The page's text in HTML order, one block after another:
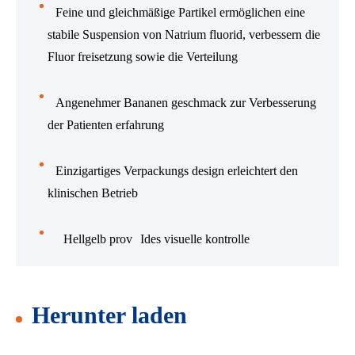
Feine und gleichmäßige Partikel ermöglichen eine
stabile Suspension von Natrium fluorid, verbessern die
Fluor freisetzung sowie die Verteilung
Angenehmer Bananen geschmack zur Verbesserung
der Patienten erfahrung
Einzigartiges Verpackungs design erleichtert den
klinischen Betrieb
Hellgelb prov Ides visuelle kontrolle
Herunter laden